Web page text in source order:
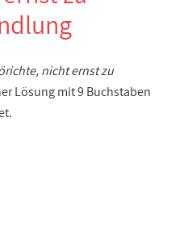
nicht ernst zu
Lösung mit 9 Buchstaben